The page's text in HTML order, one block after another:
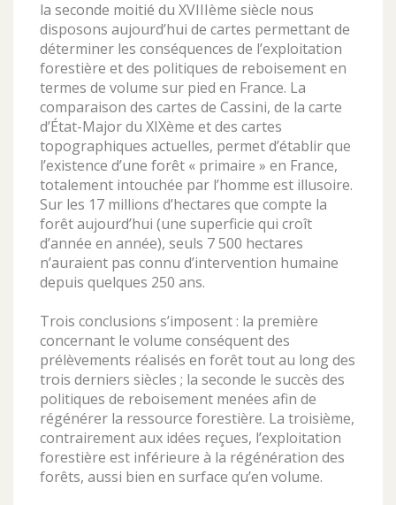
la seconde moitié du XVIIIème siècle nous
disposons aujourd’hui de cartes permettant de
déterminer les conséquences de l’exploitation
forestière et des politiques de reboisement en
termes de volume sur pied en France. La
comparaison des cartes de Cassini, de la carte
d’État-Major du XIXème et des cartes
topographiques actuelles, permet d’établir que
l’existence d’une forêt « primaire » en France,
totalement intouchée par l’homme est illusoire.
Sur les 17 millions d’hectares que compte la
forêt aujourd’hui (une superficie qui croît
d’année en année), seuls 7 500 hectares
n’auraient pas connu d’intervention humaine
depuis quelques 250 ans.
Trois conclusions s’imposent : la première
concernant le volume conséquent des
prélèvements réalisés en forêt tout au long des
trois derniers siècles ; la seconde le succès des
politiques de reboisement menées afin de
régénérer la ressource forestière. La troisième,
contrairement aux idées reçues, l’exploitation
forestière est inférieure à la régénération des
forêts, aussi bien en surface qu’en volume.